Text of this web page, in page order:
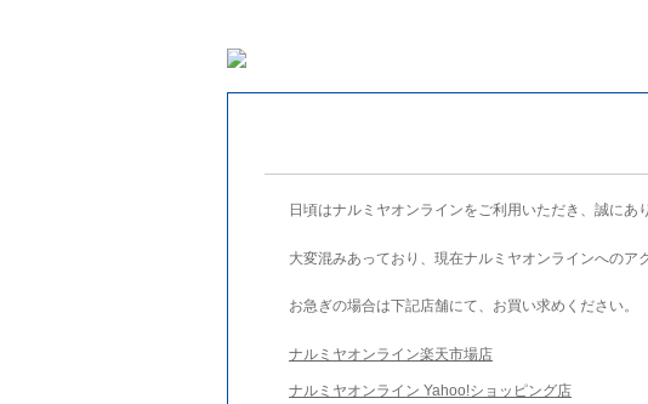
日頃はナルミヤオンラインをご利用いただき、誠にあ
大変混みあっており、現在ナルミヤオンラインへのア
お急ぎの場合は下記店舗にて、お買い求めください。
ナルミヤオンライン楽天市場店
ナルミヤオンライン Yahoo!ショッピング店